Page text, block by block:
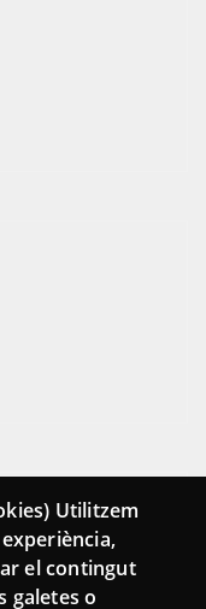
Utilitzem
el contingut
galetes o